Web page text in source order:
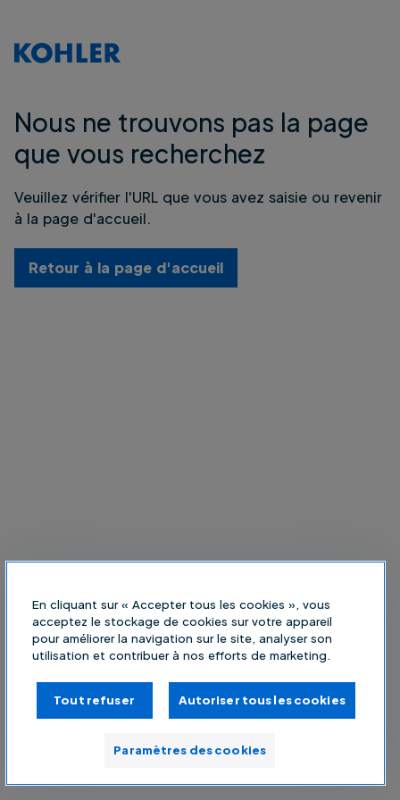
Nous ne trouvons pas la page
que vous recherchez
Veuillez vérifier l'URL que vous avez saisie ou revenir
à la page d'accueil.
Retour à la page d'accueil
En cliquant sur « Accepter tous les cookies », vous
acceptez le stockage de cookies sur votre appareil
pour améliorer la navigation sur le site, analyser son
utilisation et contribuer à nos efforts de marketing.
Tout refuser Autoriser tous les cookies
Paramètres des cookies